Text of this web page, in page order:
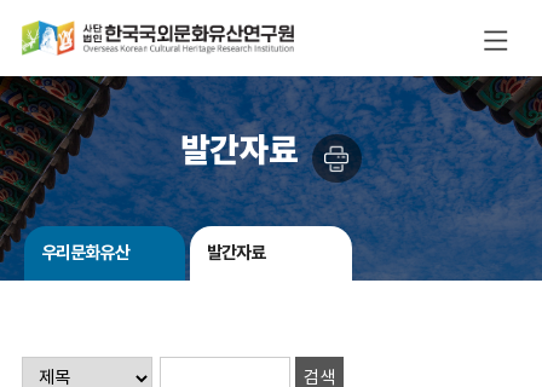
발간자료
우리문화유산 발간자료